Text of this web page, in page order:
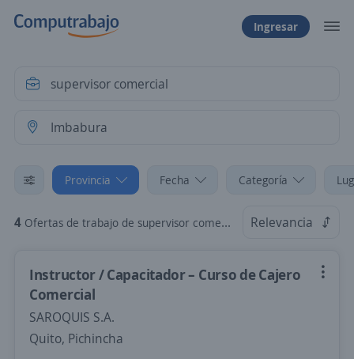
Ingresar
Provincia Fecha Categoría
4 Ofertas de trabajo de supervisor comercial en Imbabura Relevancia
Instructor / Capacitador – Curso de Cajero
Comercial
SAROQUIS S.A.
Quito, Pichincha